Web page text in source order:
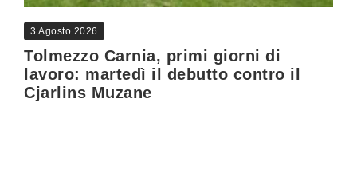
3 Agosto 2026
Tolmezzo Carnia, primi giorni di
lavoro: martedì il debutto contro il
Cjarlins Muzane